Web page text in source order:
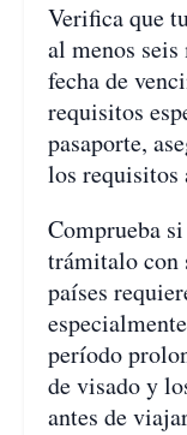
Verifica que
al menos seis
fecha de
requisitos
pasaporte,
los requisitos
Comprueba
trámitalo con
países
período
de visado y
antes de